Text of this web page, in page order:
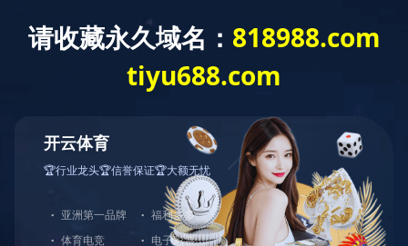
公司概况 党建工作 经营发展